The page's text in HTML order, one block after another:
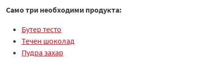
Само три необходими продукта:
Бутер тесто
Течен шоколад
Пудра захар